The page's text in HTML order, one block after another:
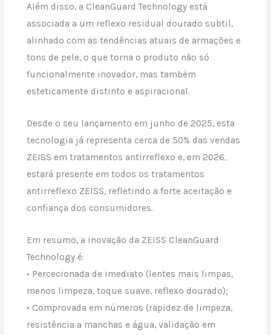
Além disso, a CleanGuard Technology está
associada a um reflexo residual dourado subtil,
alinhado com as tendências atuais de armações e
tons de pele, o que torna o produto não só
funcionalmente inovador, mas também
esteticamente distinto e aspiracional.
Desde o seu lançamento em junho de 2025, esta
tecnologia já representa cerca de 50% das vendas
ZEISS em tratamentos antirreflexo e, em 2026,
estará presente em todos os tratamentos
antirreflexo ZEISS, refletindo a forte aceitação e
confiança dos consumidores.
Em resumo, a inovação da ZEISS CleanGuard
Technology é:
• Percecionada de imediato (lentes mais limpas,
menos limpeza, toque suave, reflexo dourado);
• Comprovada em números (rapidez de limpeza,
resistência a manchas e água, validação em